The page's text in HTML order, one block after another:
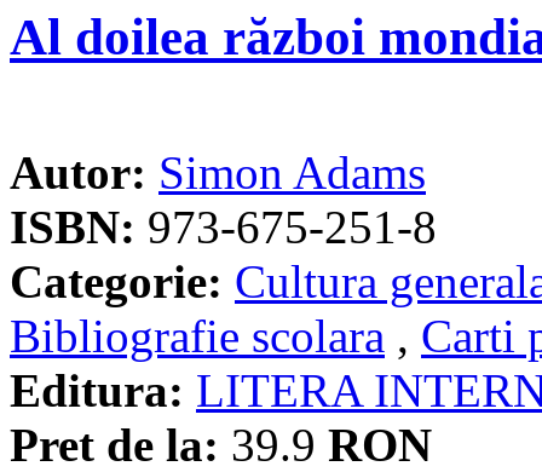
Al doilea război
Autor: Simon Adams
ISBN: 973-675-251-8
Categorie: Cultura
Bibliografie scolara , Carti
Editura: LITERA
Pret de la: 39.9 RON